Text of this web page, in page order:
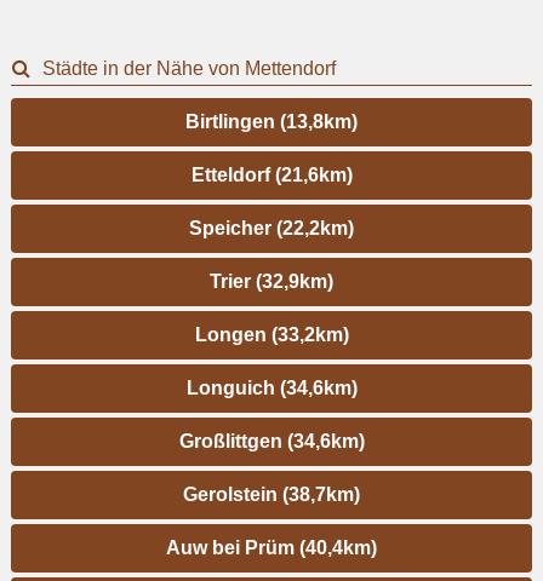
Städte in der Nähe von Mettendorf
Birtlingen (13,8km)
Etteldorf (21,6km)
Speicher (22,2km)
Trier (32,9km)
Longen (33,2km)
Longuich (34,6km)
Großlittgen (34,6km)
Gerolstein (38,7km)
Auw bei Prüm (40,4km)